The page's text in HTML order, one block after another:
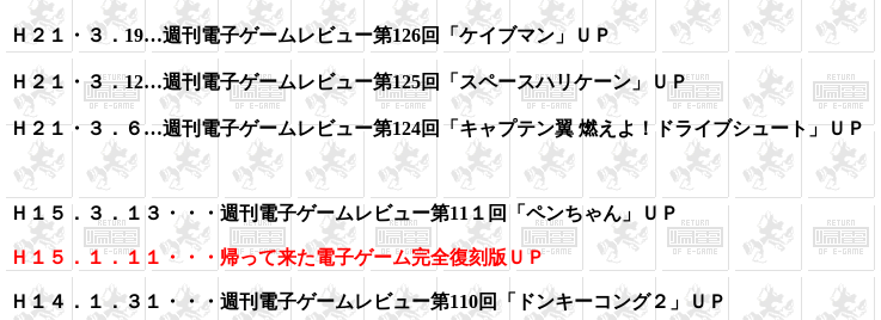
Ｈ２１・３．19…週刊電子ゲームレビュー第126回「ケイブマン」ＵＰ
Ｈ２１・３．12…週刊電子ゲームレビュー第125回「スペースハリケーン」ＵＰ
Ｈ２１・３．６…週刊電子ゲームレビュー第124回「キャプテン翼 燃えよ！ドライブシュート」ＵＰ
Ｈ１５．３．１３・・・週刊電子ゲームレビュー第11１回「ペンちゃん」ＵＰ
Ｈ１５．１．１１・・・ 帰って来た電子ゲーム完全復刻版ＵＰ
Ｈ１４．１．３１・・・ 週刊電子ゲームレビュー第110回「 ドンキーコング２」ＵＰ